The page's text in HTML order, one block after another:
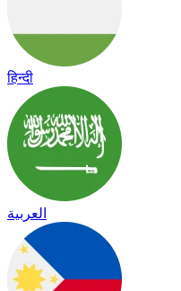
हिन्दी
العربية